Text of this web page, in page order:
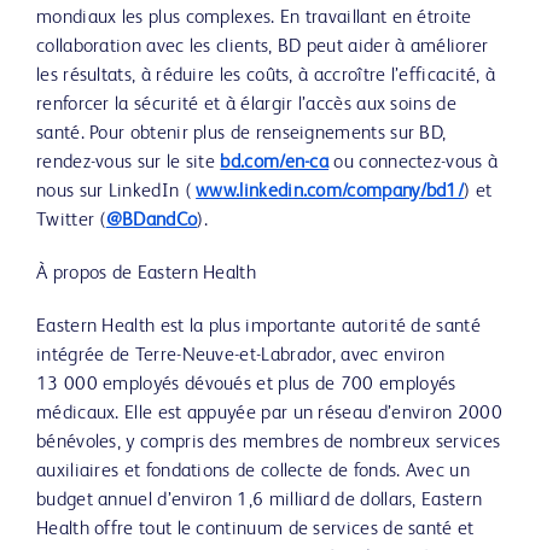
mondiaux les plus complexes. En travaillant en étroite
collaboration avec les clients, BD peut aider à améliorer
les résultats, à réduire les coûts, à accroître l’efficacité, à
renforcer la sécurité et à élargir l’accès aux soins de
santé. Pour obtenir plus de renseignements sur BD,
rendez-vous sur le site bd.com/en-caou connectez-vous à
nous sur LinkedIn (www.linkedin.com/company/bd1/) et
Twitter (@BDandCo).
À propos de Eastern Health
Eastern Health est la plus importante autorité de santé
intégrée de Terre-Neuve-et-Labrador, avec environ
13 000 employés dévoués et plus de 700 employés
médicaux. Elle est appuyée par un réseau d’environ 2000
bénévoles, y compris des membres de nombreux services
auxiliaires et fondations de collecte de fonds. Avec un
budget annuel d’environ 1,6 milliard de dollars, Eastern
Health offre tout le continuum de services de santé et